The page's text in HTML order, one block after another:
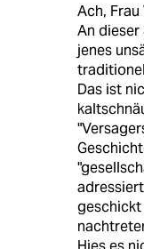
Ach,
An dieser
jenes
Das ist
geschickt